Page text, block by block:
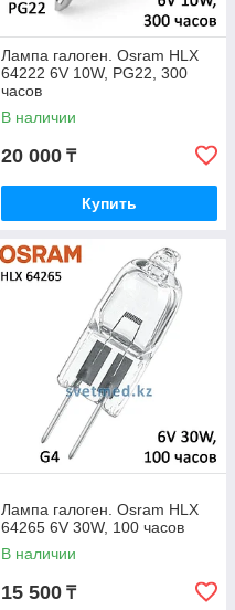
Лампа галоген. Osram HLX
64222 6V 10W, PG22, 300
часов
В наличии
20 000 ₸
Купить
Лампа галоген. Osram HLX
64265 6V 30W, 100 часов
В наличии
15 500 ₸